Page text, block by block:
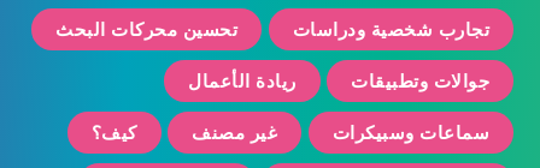
تجارب شخصية ودراسات تحسين محركات البحث
جوالات وتطبيقات ريادة الأعمال
سماعات وسبيكرات غير مصنف كيف؟